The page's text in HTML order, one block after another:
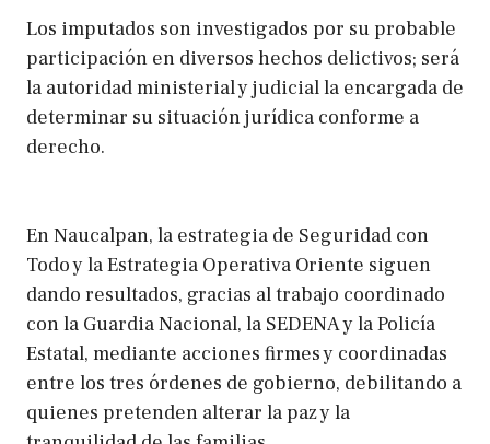
Los imputados son investigados por su probable
participación en diversos hechos delictivos; será
la autoridad ministerial y judicial la encargada de
determinar su situación jurídica conforme a
derecho.
En Naucalpan, la estrategia de Seguridad con
Todo y la Estrategia Operativa Oriente siguen
dando resultados, gracias al trabajo coordinado
con la Guardia Nacional, la SEDENA y la Policía
Estatal, mediante acciones firmes y coordinadas
entre los tres órdenes de gobierno, debilitando a
quienes pretenden alterar la paz y la